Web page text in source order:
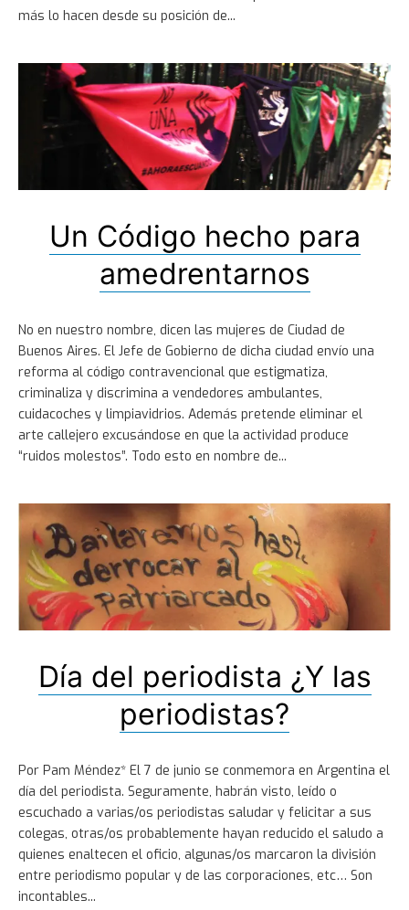
más lo hacen desde su posición de
Un Código hecho para
amedrentarnos
No en nuestro nombre, dicen las mujeres de Ciudad de
Buenos Aires. El Jefe de Gobierno de dicha ciudad envío una
reforma al código contravencional que estigmatiza,
criminaliza y discrimina a vendedores ambulantes,
cuidacoches y limpiavidrios. Además pretende eliminar el
arte callejero excusándose en que la actividad produce
“ruidos molestos”. Todo esto en nombre de
Día del periodista ¿Y las
periodistas?
Por Pam Méndez* El 7 de junio se conmemora en Argentina el
día del periodista. Seguramente, habrán visto, leído o
escuchado a varias/os periodistas saludar y felicitar a sus
colegas, otras/os probablemente hayan reducido el saludo a
quienes enaltecen el oficio, algunas/os marcaron la división
entre periodismo popular y de las corporaciones, etc… Son
incontables